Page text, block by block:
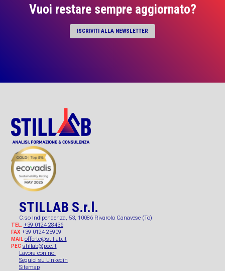
Vuoi restare sempre aggiornato?
ISCRIVITI ALLA NEWSLETTER
STILLAB S.r.l.
C.so Indipendenza, 53, 10086 Rivarolo Canavese (To)
TEL. +39 0124 28436
FAX+39 0124 25909
MAIL offerte@stillab.it
PEC stillab@pec.it
Lavora con noi
Seguici su Linkedin
Sitemap